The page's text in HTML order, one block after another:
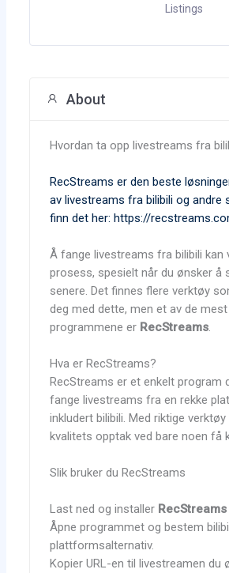
Listings
About
Hvordan ta opp livestreams fra
RecStreams er den beste
av livestreams fra bilibili og andre
finn det her: https://
Å fange livestreams fra bilibili kan
prosess, spesielt når du ønsker å
senere. Det finnes flere verktøy
deg med dette, men et av de
programmene er RecStreams.
Hva er RecStreams?
RecStreams er et enkelt program
fange livestreams fra en rekke
inkludert bilibili. Med riktige verktøy
kvalitets opptak ved bare noen få
Slik bruker du RecStreams
Last ned og installer RecStreams
Åpne programmet og bestem
plattformsalternativ.
Kopier URL-en til livestreamen du